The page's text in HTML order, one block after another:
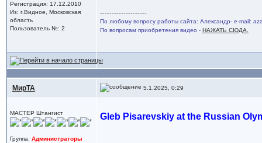
Регистрация: 17.12.2010
Из: г.Видное, Московская
область
Пользователь №: 2
--------------------
По любому вопросу работы сайта: Александр- e-mail:
По вопросам приобретения видео - НАЖАТЬ СЮДА.
МирТА 5.1.2025, 0:29
МАСТЕР Штангист
Группа: Администраторы
Gleb Pisarevskiy at the Russian